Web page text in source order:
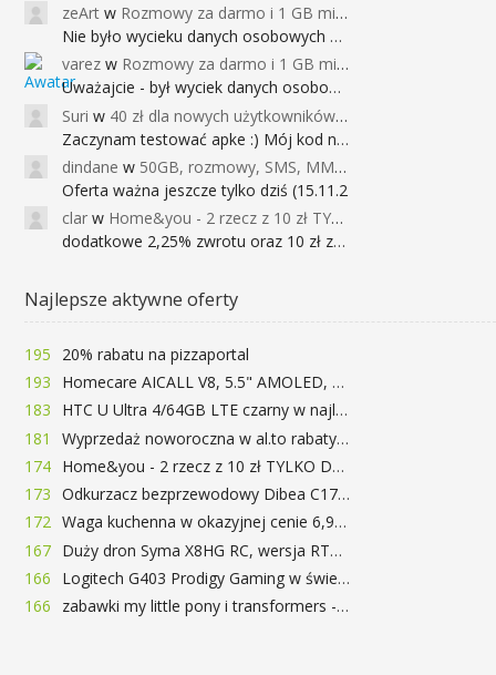
zeArt w Rozmowy za darmo i 1 GB miesięcznie
Nie było wycieku danych osobowych a nieo
varez w Rozmowy za darmo i 1 GB miesięcznie
Uważajcie - był wyciek danych osobowych
Suri w 40 zł dla nowych użytkowników Google Pay (dawniej Android Pay)
Zaczynam testować apke :) Mój kod na 40
dindane w 50GB, rozmowy, SMS, MMS bez limitu przez 6 miesięcy za darmo za przeniesienie numeru do Play NEXT
Oferta ważna jeszcze tylko dziś (15.11.2
clar w Home&you - 2 rzecz z 10 zł TYLKO DZISIAJ
dodatkowe 2,25% zwrotu oraz 10 zł za r
Najlepsze aktywne oferty
195
20% rabatu na pizzaportal
193
Homecare AICALL V8, 5.5" AMOLED, 4/128GB, Snapdragon 652, LTE, QC3.0, 3400mAh za 416zł
183
HTC U Ultra 4/64GB LTE czarny w najlepszej cenie na rynku 799 zł!!!
181
Wyprzedaż noworoczna w al.to rabaty do 72%
174
Home&you - 2 rzecz z 10 zł TYLKO DZISIAJ
173
Odkurzacz bezprzewodowy Dibea C17 za 77.99$ (~290zł)
172
Waga kuchenna w okazyjnej cenie 6,99$
167
Duży dron Syma X8HG RC, wersja RTF, kamera 8MP za 62$ (~233zł) - TomTop
166
Logitech G403 Prodigy Gaming w świetnej cenie 169 zł
166
zabawki my little pony i transformers -50%!